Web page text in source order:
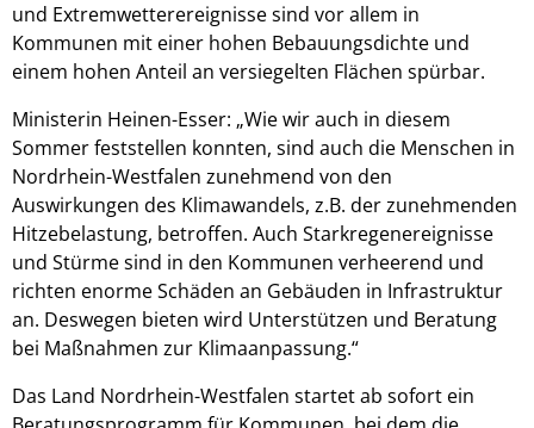
und Extremwetterereignisse sind vor allem in
Kommunen mit einer hohen Bebauungsdichte und
einem hohen Anteil an versiegelten Flächen spürbar.
Ministerin Heinen-Esser: „Wie wir auch in diesem
Sommer feststellen konnten, sind auch die Menschen in
Nordrhein-Westfalen zunehmend von den
Auswirkungen des Klimawandels, z.B. der zunehmenden
Hitzebelastung, betroffen. Auch Starkregenereignisse
und Stürme sind in den Kommunen verheerend und
richten enorme Schäden an Gebäuden in Infrastruktur
an. Deswegen bieten wird Unterstützen und Beratung
bei Maßnahmen zur Klimaanpassung.“
Das Land Nordrhein-Westfalen startet ab sofort ein